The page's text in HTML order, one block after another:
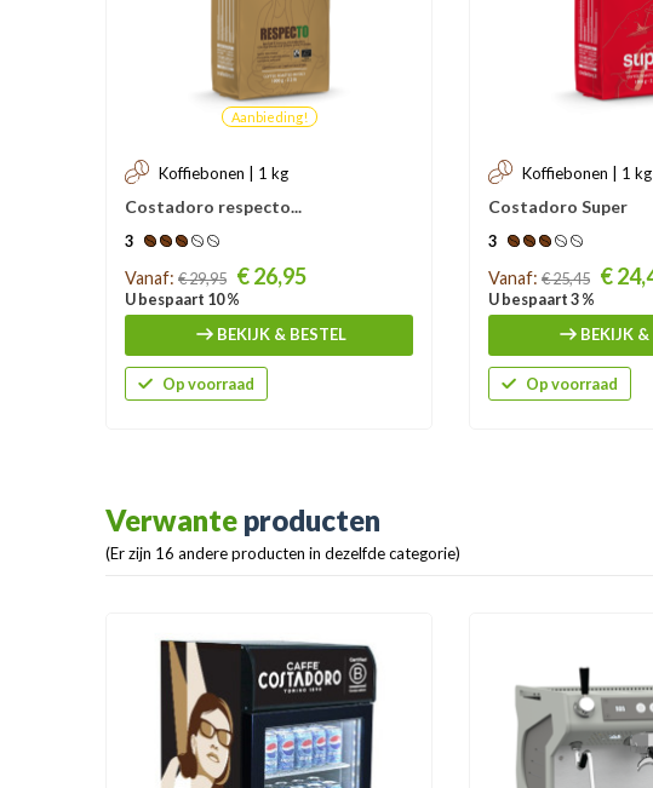
Aanbieding!
Koffiebonen | 1 kg
Costadoro respecto...
3
Prijs
Vanaf: € 29,95 € 26,95
U bespaart 10 %
BEKIJK & BESTEL
Op voorraad
Koffiebonen | 1 kg
Costadoro Super
3
Prijs
Vanaf: € 25,45 €
U bespaart 3 %
BEKIJK &
Op voorraad
Verwante producten
(Er zijn 16 andere producten in dezelfde categorie)